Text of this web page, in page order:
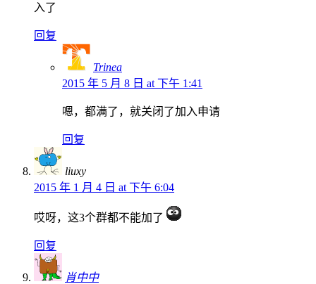
入了
回复
Trinea
2015 年 5 月 8 日 at 下午 1:41
嗯，都满了，就关闭了加入申请
回复
liuxy
2015 年 1 月 4 日 at 下午 6:04
哎呀，这3个群都不能加了
回复
肖中中